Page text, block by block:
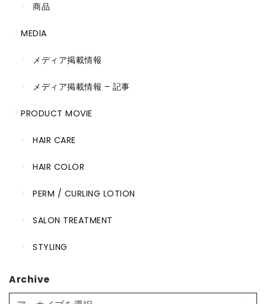
商品
MEDIA
メディア掲載情報
メディア掲載情報 – 記事
PRODUCT MOVIE
HAIR CARE
HAIR COLOR
PERM / CURLING LOTION
SALON TREATMENT
STYLING
Archive